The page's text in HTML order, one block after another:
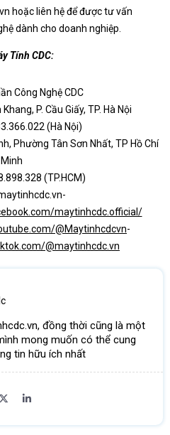
hoặc liên hệ để được tư vấn
dành cho doanh nghiệp.
Tính CDC:
Công Nghệ CDC
P. Cầu Giấy, TP. Hà Nội
(Hà Nội)
Phường Tân Sơn Nhất, TP Hồ Chí
Minh
(TP.HCM)
maytinhcdc.official/
@Maytinhcdcvn-
@maytinhcdc.vn
đồng thời cũng là một
mong muốn có thể cung
tin hữu ích nhất